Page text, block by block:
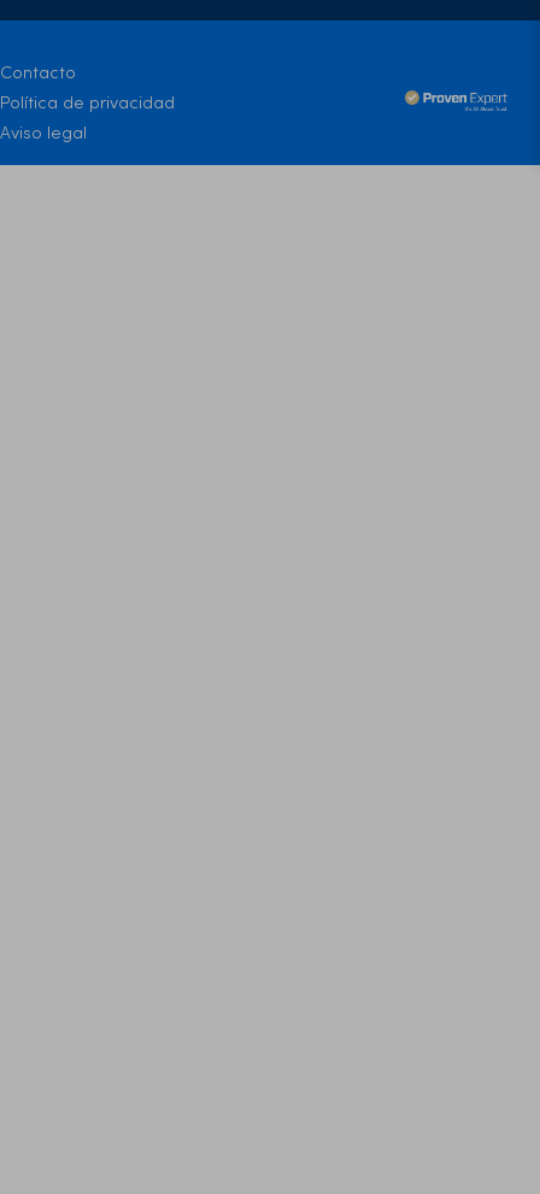
Contacto
Política de privacidad
Aviso legal